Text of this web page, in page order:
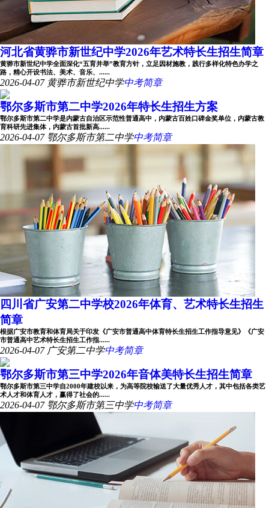
河北省黄骅市新世纪中学2026年艺术特长生招生简章
黄骅市新世纪中学全面深化“五育并举”教育方针，立足因材施教，践行多样化特色办学之
路，精心开设书法、美术、音乐、......
2026-04-07 黄骅市新世纪中学中考简章
鄂尔多斯市第二中学2026年特长生招生方案
鄂尔多斯市第二中学是内蒙古自治区示范性普通高中，内蒙古百姓口碑金奖单位，内蒙古教
育科研先进集体，内蒙古首批新高......
2026-04-07 鄂尔多斯市第二中学中考简章
四川省广安第二中学校2026年体育、艺术特长生招生
简章
根据广安市教育和体育局关于印发《广安市普通高中体育特长生招生工作指导意见》《广安
市普通高中艺术特长生招生工作指......
2026-04-07 广安第二中学中考简章
鄂尔多斯市第三中学2026年音体美特长生招生简章
鄂尔多斯市第三中学自2000年建校以来，为高等院校输送了大量优秀人才，其中包括各类艺
术人才和体育人才，赢得了社会的......
2026-04-07 鄂尔多斯市第三中学中考简章